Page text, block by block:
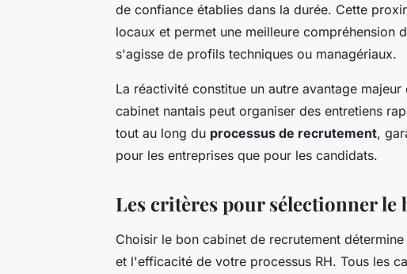
de confiance établies dans la durée. Cette
locaux et permet une meilleure compréhension
s'agisse de profils techniques ou managériaux.
La réactivité constitue un autre avantage
cabinet nantais peut organiser des entretiens
tout au long du processus de recrutement,
pour les entreprises que pour les candidats.
Les critères pour sélectionner le
Choisir le bon cabinet de recrutement
et l'efficacité de votre processus RH. Tous les